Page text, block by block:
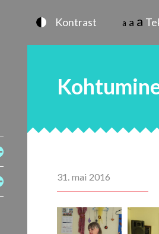
Kontrast a a a
31. mai 2016